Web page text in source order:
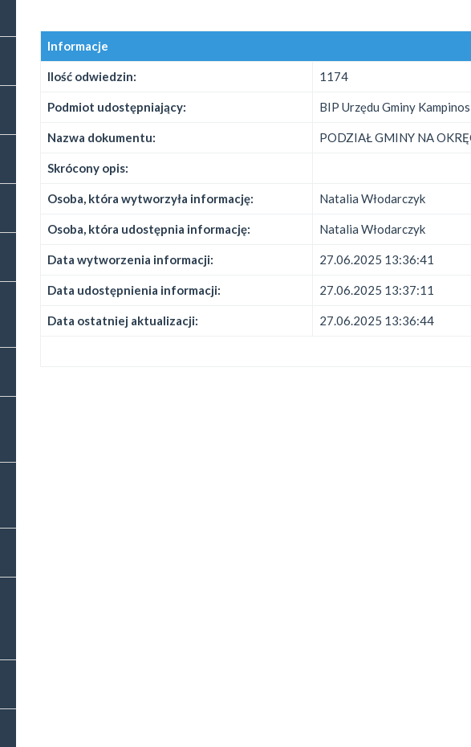
Informacje
Ilość odwiedzin: 1174
Podmiot udostępniający: BIP Urzędu Gminy Kampinos
Nazwa dokumentu: PODZIAŁ GMINY NA
Skrócony opis:
Osoba, która wytworzyła informację: Natalia Włodarczyk
Osoba, która udostępnia informację: Natalia Włodarczyk
Data wytworzenia informacji: 27.06.2025 13:36:41
Data udostępnienia informacji: 27.06.2025 13:37:11
Data ostatniej aktualizacji: 27.06.2025 13:36:44